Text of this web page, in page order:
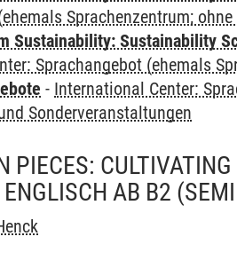
Sprachenzentrum; ohne
Sustainability: Sustainability
Sprachangebot (ehemals
- International Center:
Sonderveranstaltungen
PIECES:
AB B2